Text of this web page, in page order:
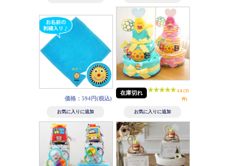
価格：594円(税込)
在庫切れ
4.8 (35
件)